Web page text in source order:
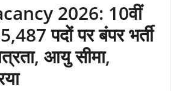
2026: 10वीं
पदों पर बंपर भर्ती
आयु सीमा,